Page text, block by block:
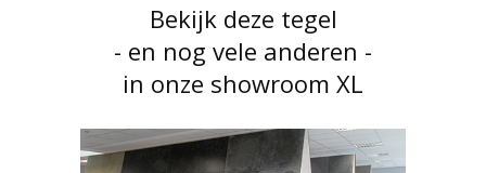
Bekijk deze tegel
- en nog vele anderen -
in onze showroom XL